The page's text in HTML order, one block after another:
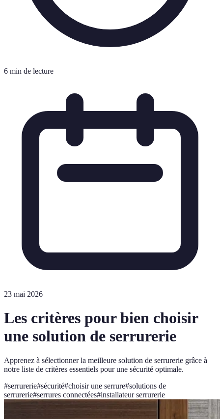
6 min de lecture
23 mai 2026
Les critères pour bien choisir
une solution de serrurerie
Apprenez à sélectionner la meilleure solution de serrurerie grâce à
notre liste de critères essentiels pour une sécurité optimale.
#serrurerie#sécurité#choisir une serrure#solutions de
serrurerie#serrures connectées#installateur serrurerie